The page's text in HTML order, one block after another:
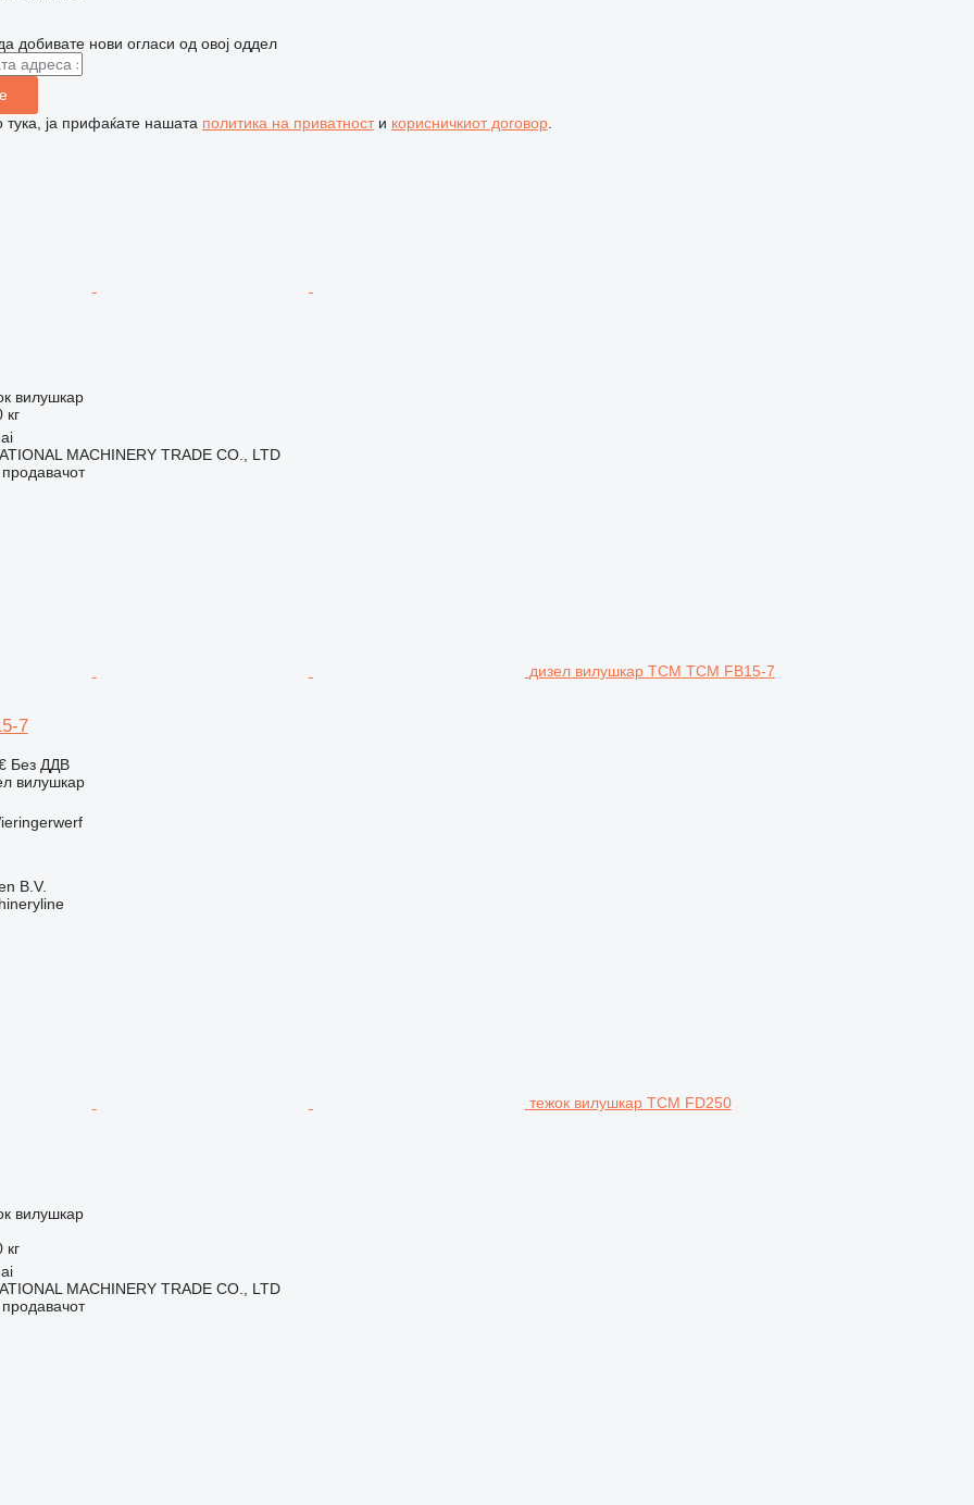
добивате нови огласи од овој оддел
ја прифаќате нашата политика на приватности корисничкиот договор.
вилушкар
кг
MACHINERY TRADE CO., LTD
продавачот
дизел вилушкар TCM TCM FB15-7
7
Без ДДВ
вилушкар
B.V.
тежок вилушкар TCM FD250
вилушкар
кг
MACHINERY TRADE CO., LTD
продавачот